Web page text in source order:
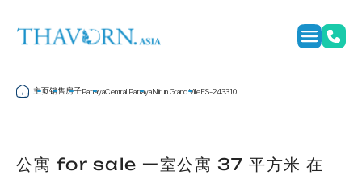
主页销售房子PattayaCentral PattayaNirun Grand VilleFS-243310
公寓 for sale 一室公寓 37 平方米 在